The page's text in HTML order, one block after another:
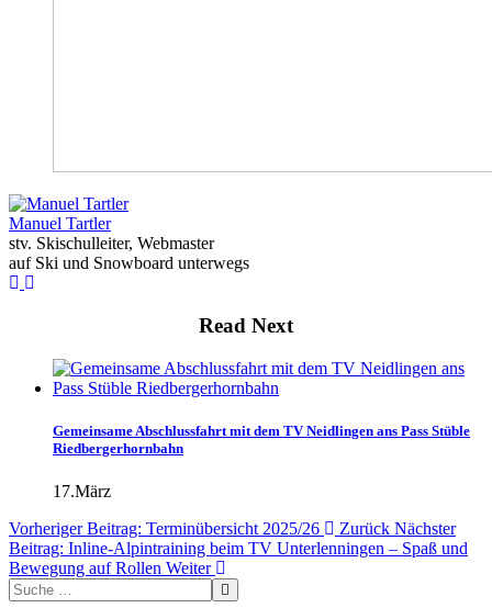
Manuel Tartler
stv. Skischulleiter, Webmaster
auf Ski und Snowboard unterwegs
Read Next
Gemeinsame Abschlussfahrt mit dem TV Neidlingen ans Pass Stüble
Riedbergerhornbahn
17.März
Vorheriger Beitrag: Terminübersicht 2025/26
Zurück Nächster
Beitrag: Inline-Alpintraining beim TV Unterlenningen – Spaß und
Bewegung auf Rollen Weiter